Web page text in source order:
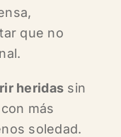
que no
heridas sin
más
soledad.